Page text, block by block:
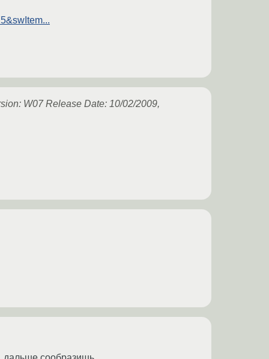
W07 Release Date: 10/02/2009,